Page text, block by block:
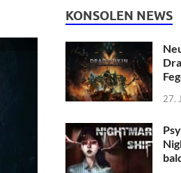
KONSOLEN NEWS
27.